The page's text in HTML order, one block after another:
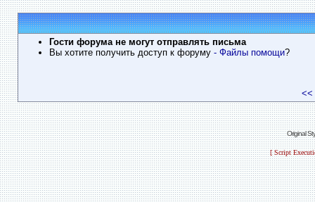
Гости форума не могут отправлять письма
Вы хотите получить доступ к форуму - Файлы помощи?
<<
Original
[ Script